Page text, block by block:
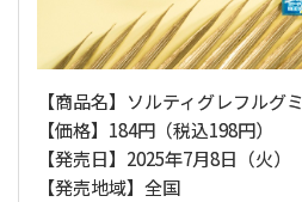
【商品名】ソルティグレフルグミ
【価格】184円（税込198円）
【発売日】2025年7月8日（火）
【発売地域】全国